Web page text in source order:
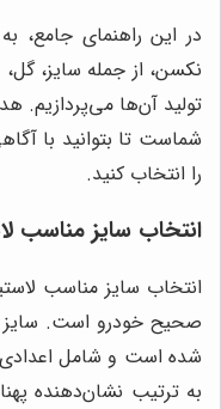
در این راهنمای
نکسن، از جمله سایز، گل،
تولید آن‌ها می‌پردازیم.
شماست تا بتوانید با
را انتخاب کنید.
انتخاب سایز مناسب
انتخاب سایز مناسب
صحیح خودرو است. سایز
به ترتیب نشان‌دهنده